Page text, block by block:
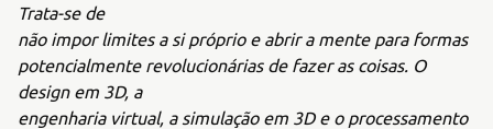
Trata-se de
não impor limites a si próprio e abrir a mente para formas
potencialmente revolucionárias de fazer as coisas. O
design em 3D, a
engenharia virtual, a simulação em 3D e o processamento